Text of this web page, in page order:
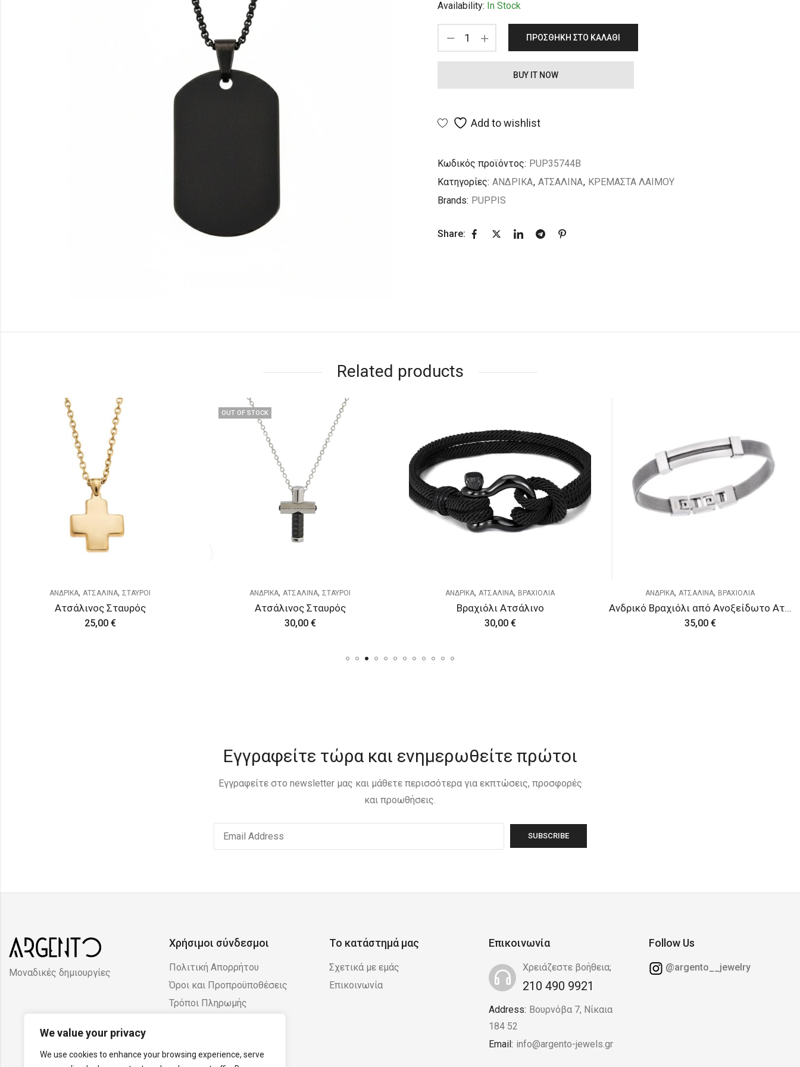
We value your privacy
We use cookies to enhance your browsing experience, serve
Availability: In Stock
ΠΡΟΣΘΉΚΗ ΣΤΟ ΚΑΛΆΘΙ
BUY IT NOW
Add to wishlist
Κωδικός προϊόντος: PUP35744B
Κατηγορίες: ΑΝΔΡΙΚΑ, ΑΤΣΑΛΙΝΑ, ΚΡΕΜΑΣΤΑ ΛΑΙΜΟΥ
Brands: PUPPIS
Share:
Related products
OUT OF STOCK
ΑΝΔΡΙΚΑ ,ΑΤΣΑΛΙΝΑ ,ΣΤΑΥΡΟΙ
Ατσάλινος Σταυρός
30,00€
ΑΝΔΡΙΚΑ, ΑΤΣΑΛΙΝΑ, ΒΡΑΧΙΟΛΙΑ
Βραχιόλι Ατσάλινο
30,00€
ΑΝΔΡΙΚΑ ,ΑΤΣΑΛΙΝΑ ,ΒΡΑΧΙΟΛΙΑ
35,00€
ΑΝΔΡΙΚΑ ,ΑΤΣΑΛΙΝΑ ,ΒΡΑΧΙΟΛΙΑ
Aτσάλινο βραχιόλι
35,00€
Εγγραφείτε τώρα και ενημερωθείτε πρώτοι
Εγγραφείτε στο newsletter μας και μάθετε περισσότερα για εκπτώσεις, προσφορές
και προωθήσεις.
Μοναδικές δημιουργίες
Χρήσιμοι σύνδεσμοι
Πολιτική Απορρήτου
Όροι και Προπροϋποθέσεις
Τρόποι Πληρωμής
Το κατάστημά μας
Σχετικά με εμάς
Επικοινωνία
Επικοινωνία
Χρειάζεστε βοήθεια;
210 490 9921
Address: Βουρνόβα 7, Νίκαια
184 52
Email: info@argento-jewels.gr
Follow Us
@argento__jewelry